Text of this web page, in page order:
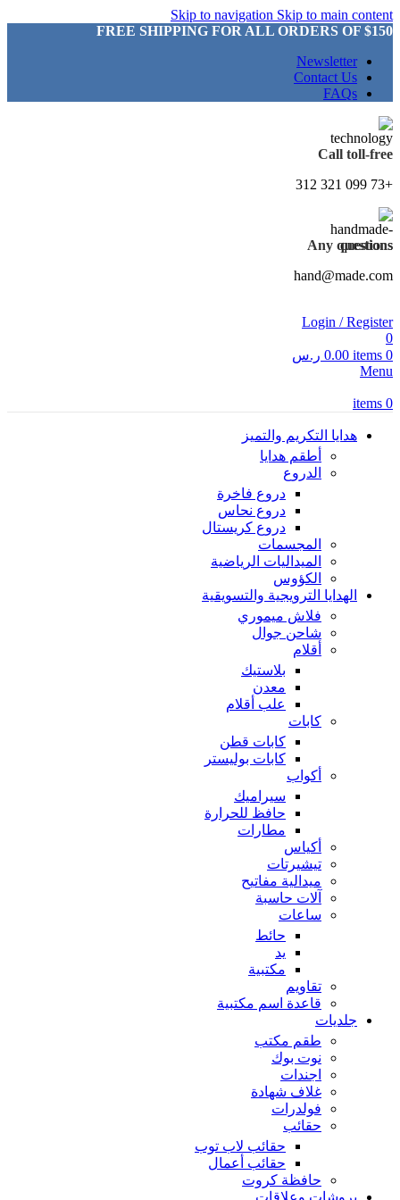
Skip to navigation Skip to main content
FREE SHIPPING FOR ALL ORDERS OF $150
Newsletter
Contact Us
FAQs
Call toll-free
+73 099 321 312
Any questions
hand@made.com
Login / Register
0
0
items
0.00 ر.س
Menu
0
items
هدايا التكريم والتميز
أطقم هدايا
الدروع
دروع فاخرة
دروع نحاس
دروع كريستال
المجسمات
الميداليات الرياضية
الكؤوس
الهدايا الترويجية والتسويقية
فلاش ميموري
شاحن جوال
أقلام
بلاستيك
معدن
علب أقلام
كابات
كابات قطن
كابات بوليستر
أكواب
سيراميك
حافظ للحرارة
مطارات
أكياس
تيشيرتات
ميدالية مفاتيح
آلات حاسبة
ساعات
حائط
يد
مكتبية
تقاويم
قاعدة اسم مكتبية
جلديات
طقم مكتب
نوت بوك
اجندات
غلاف شهادة
فولدرات
حقائب
حقائب لاب توب
حقائب أعمال
حافظة كروت
بروشات وعلاقات